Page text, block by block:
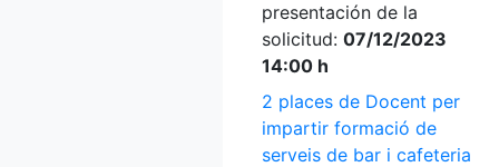
presentación de la
solicitud: 07/12/2023
14:00 h
2 places de Docent per
impartir formació de
serveis de bar i cafeteria